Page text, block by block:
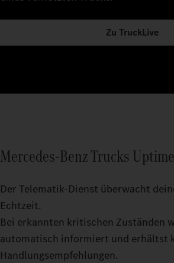
Zu TruckLive
Mercedes‑Benz Trucks Uptime
Der Telematik-Dienst überwacht
Echtzeit.
Bei erkannten kritischen Zuständen
automatisch informiert und erhältst
Handlungsempfehlungen.